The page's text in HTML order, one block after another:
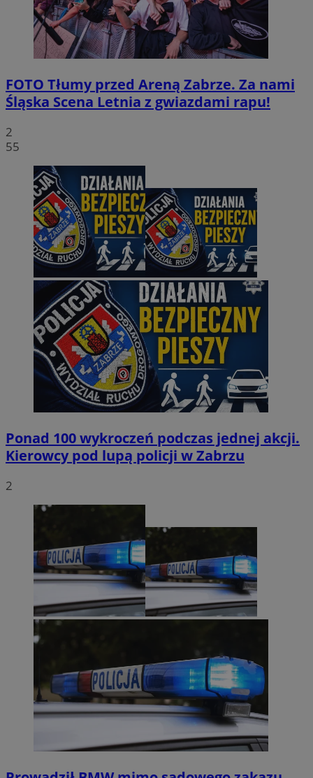
FOTO Tłumy przed Areną Zabrze. Za nami
Śląska Scena Letnia z gwiazdami rapu!
2
55
Ponad 100 wykroczeń podczas jednej akcji.
Kierowcy pod lupą policji w Zabrzu
2